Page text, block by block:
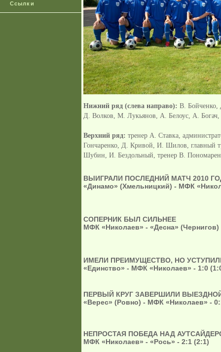
Ссылки
Нижний ряд (слева направо): В. Бойченко,
Д. Волков, М. Лукьянов, А. Белоус, А.
Верхний ряд: тренер А. Ставка,
Гончаренко, Д. Кривой, И. Шилов, главный
Шубин, И. Бездольный, тренер В.
ВЫИГРАЛИ ПОСЛЕДНИЙ МАТЧ 2010
«Динамо» (Хмельницкий) - МФК
СОПЕРНИК БЫЛ СИЛЬНЕЕ
МФК «Николаев» - «Десна» (Чернигов)
ИМЕЛИ ПРЕИМУЩЕСТВО, НО
«Единство» - МФК «Николаев» - 1:0
ПЕРВЫЙ КРУГ ЗАВЕРШИЛИ
«Верес» (Ровно) - МФК «Николаев» -
НЕПРОСТАЯ ПОБЕДА НАД
МФК «Николаев» - «Рось» - 2:1 (2:1)